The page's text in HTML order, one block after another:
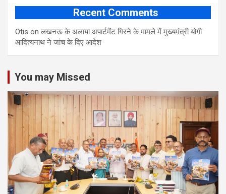
Recent Comments
Otis onलखनऊ के अलाया अपार्टमेंट गिरने के मामले में मुख्‍यमंत्री योगी
आद‍ित्‍यनाथ ने जांच के द‍िए आदेश
You may Missed